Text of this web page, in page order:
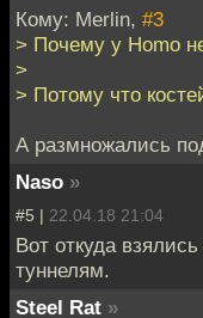
Кому: Merlin, #3
> Почему у Homo
>
> Потому что
А размножались
Naso »
#5 | 22.04.18 21:04
Вот откуда
туннелям.
Steel Rat »